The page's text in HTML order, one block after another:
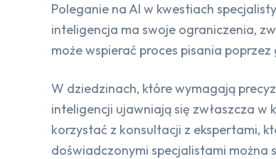
Poleganie na AI w kwestiach
inteligencja ma swoje ograniczenia,
może wspierać proces pisania
W dziedzinach, które wymagają
inteligencji ujawniają się zwłaszcza
korzystać z konsultacji z ekspertami,
doświadczonymi specjalistami można